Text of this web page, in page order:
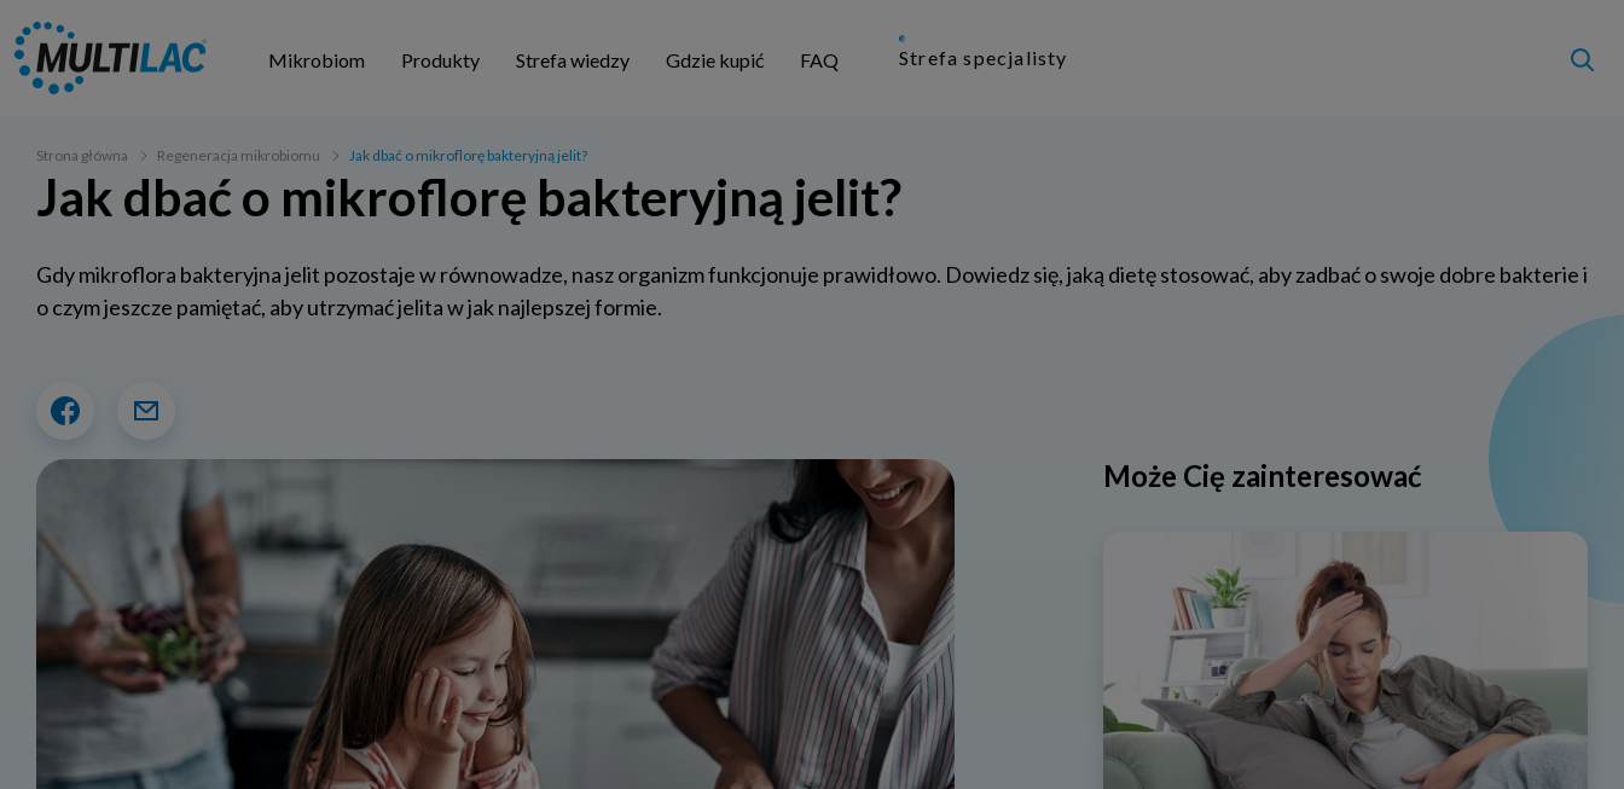
Mikrobiom Produkty Strefa wiedzy Gdzie kupić FAQ Strefa specjalisty
Strona główna Regeneracja mikrobiomu Jak dbać o mikroflorę bakteryjną jelit?
Jak dbać o mikroflorę bakteryjną jelit?
Gdy mikroflora bakteryjna jelit pozostaje w równowadze, nasz organizm funkcjonuje prawidłowo. Dowiedz się, jaką dietę stosować, aby zadbać o swoje dobre bakterie i
o czym jeszcze pamiętać, aby utrzymać jelita w jak najlepszej formie.
Może Cię zainteresować